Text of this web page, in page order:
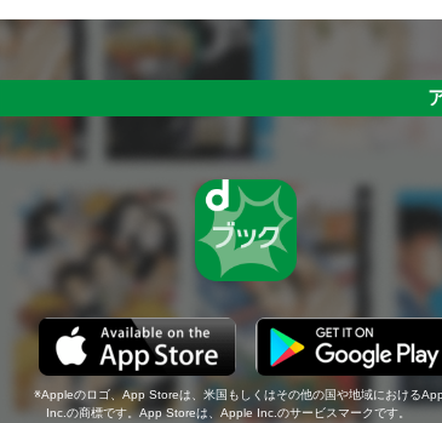
Appleのロゴ、App Storeは、米国もしくはその他の国や地域における
Inc.の商標です。App Storeは、Apple Inc.のサービスマークです。